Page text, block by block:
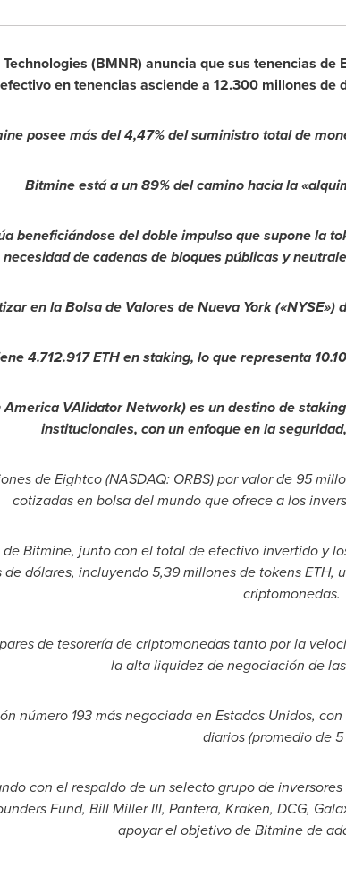
(BMNR) anuncia que sus tenencias
en tenencias asciende a 12.300 millones de
posee más del 4,47% del suministro total de
Bitmine está a un 89% del camino hacia la
beneficiándose del doble impulso que supone la
de cadenas de bloques públicas y
en la Bolsa de Valores de Nueva York
4.712.917 ETH en staking, lo que representa
VAlidator Network) es un destino de
institucionales, con un enfoque en la
de Eightco (NASDAQ: ORBS) por valor de 95
cotizadas en bolsa del mundo que ofrece a los
Bitmine, junto con el total de efectivo invertido y
de dólares, incluyendo 5,39 millones de tokens
criptomonedas.
de tesorería de criptomonedas tanto por la
la alta liquidez de negociación de
número 193 más negociada en Estados Unidos,
diarios (promedio de 5
con el respaldo de un selecto grupo de
Fund, Bill Miller III, Pantera, Kraken, DCG,
apoyar el objetivo de Bitmine de